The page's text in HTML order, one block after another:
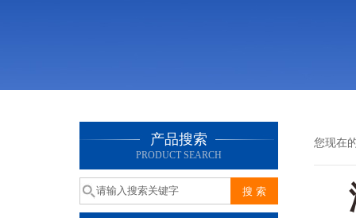
产品搜索
PRODUCT SEARCH
您现在